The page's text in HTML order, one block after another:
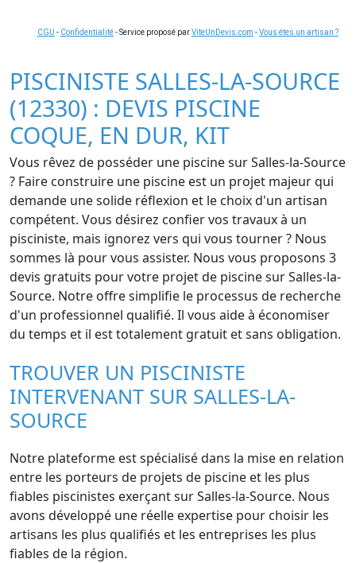
CGU - Confidentialité- Service proposé parViteUnDevis.com -Vous êtes un artisan ?
PISCINISTE SALLES-LA-SOURCE
(12330) : DEVIS PISCINE
COQUE, EN DUR, KIT
Vous rêvez de posséder une piscine sur Salles-la-Source
? Faire construire une piscine est un projet majeur qui
demande une solide réflexion et le choix d'un artisan
compétent. Vous désirez confier vos travaux à un
pisciniste, mais ignorez vers qui vous tourner ? Nous
sommes là pour vous assister. Nous vous proposons 3
devis gratuits pour votre projet de piscine sur Salles-la-
Source. Notre offre simplifie le processus de recherche
d'un professionnel qualifié. Il vous aide à économiser
du temps et il est totalement gratuit et sans obligation.
TROUVER UN PISCINISTE
INTERVENANT SUR SALLES-LA-
SOURCE
Notre plateforme est spécialisé dans la mise en relation
entre les porteurs de projets de piscine et les plus
fiables piscinistes exerçant sur Salles-la-Source. Nous
avons développé une réelle expertise pour choisir les
artisans les plus qualifiés et les entreprises les plus
fiables de la région.